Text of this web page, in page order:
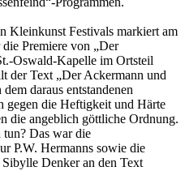
Kleinkunst Festivals markiert am
Premiere von „Der
Oswald-Kapelle im Ortsteil
der Text „Der Ackermann und
daraus entstandenen
gegen die Heftigkeit und Härte
die angeblich göttliche Ordnung.
tun? Das war die
P.W. Hermanns sowie die
Denker an den Text